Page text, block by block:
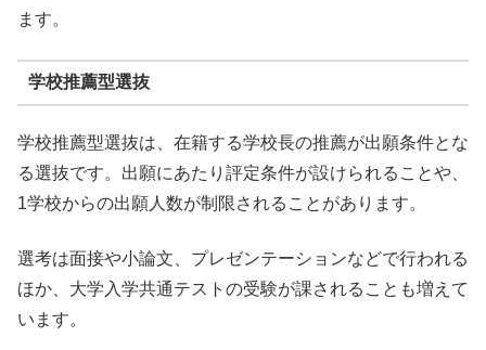
ます。
学校推薦型選抜
学校推薦型選抜は、在籍する学校長の推薦が出願条件とな
る選抜です。出願にあたり評定条件が設けられることや、
1学校からの出願人数が制限されることがあります。
選考は面接や小論文、プレゼンテーションなどで行われる
ほか、大学入学共通テストの受験が課されることも増えて
います。